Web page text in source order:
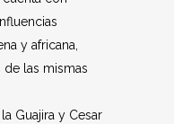
y africana,
las mismas
Guajira y Cesar